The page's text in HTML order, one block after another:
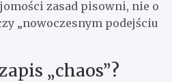
zasad pisowni, nie o
„nowoczesnym podejściu
„chaos”?